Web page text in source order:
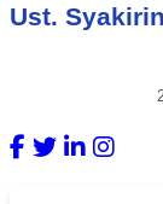
Ust.